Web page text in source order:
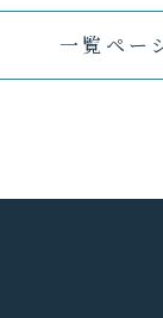
一覧ペー